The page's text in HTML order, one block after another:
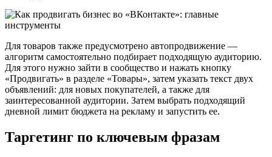
Для товаров также предусмотрено автопродвижение —
алгоритм самостоятельно подбирает подходящую аудиторию.
Для этого нужно зайти в сообщество и нажать кнопку
«Продвигать» в разделе «Товары», затем указать текст двух
объявлений: для новых покупателей, а также для
заинтересованной аудитории. Затем выбрать подходящий
дневной лимит бюджета на рекламу и запустить ее.
Таргетинг по ключевым фразам